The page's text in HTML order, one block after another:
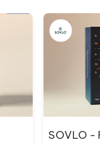
SOVLO -